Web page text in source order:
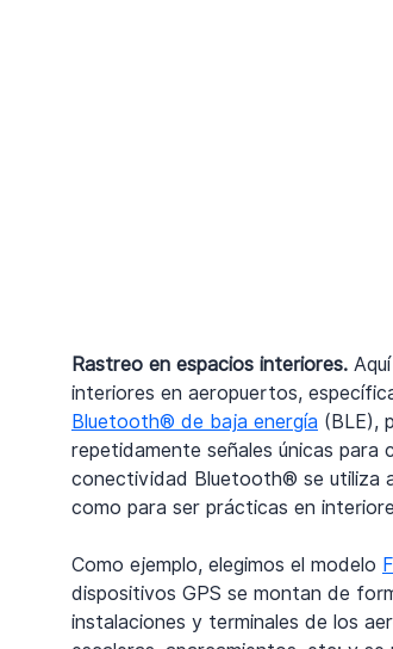
Rastreo en espacios interiores.
interiores en aeropuertos,
Bluetooth® de baja energía (BLE),
repetidamente señales únicas para
conectividad Bluetooth® se utiliza
como para ser prácticas en
Como ejemplo, elegimos el modelo
dispositivos GPS se montan de
instalaciones y terminales de los